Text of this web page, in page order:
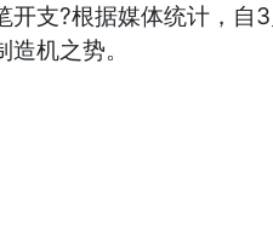
支?根据媒体统计，
机之势。